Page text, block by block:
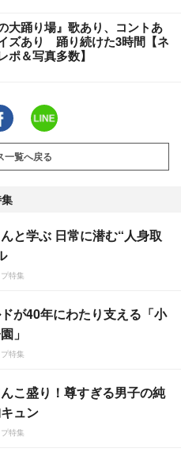
大踊り場』歌あり、コントあ
ズあり 踊り続けた3時間【ネ
ポ＆写真多数】
一覧へ戻る
と学ぶ 日常に潜む“人身取
特集
が40年にわたり支える「小
」
特集
こ盛り！尊すぎる男子の純
ュン
特集